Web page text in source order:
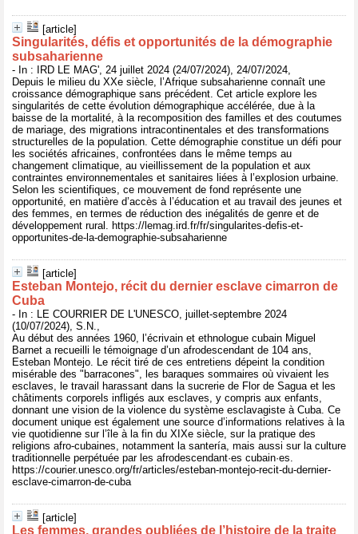
[article]
Singularités, défis et opportunités de la démographie
subsaharienne
- In : IRD LE MAG', 24 juillet 2024 (24/07/2024), 24/07/2024,
Depuis le milieu du XXe siècle, l’Afrique subsaharienne connaît une
croissance démographique sans précédent. Cet article explore les
singularités de cette évolution démographique accélérée, due à la
baisse de la mortalité, à la recomposition des familles et des coutumes
de mariage, des migrations intracontinentales et des transformations
structurelles de la population. Cette démographie constitue un défi pour
les sociétés africaines, confrontées dans le même temps au
changement climatique, au vieillissement de la population et aux
contraintes environnementales et sanitaires liées à l’explosion urbaine.
Selon les scientifiques, ce mouvement de fond représente une
opportunité, en matière d’accès à l’éducation et au travail des jeunes et
des femmes, en termes de réduction des inégalités de genre et de
développement rural. https://lemag.ird.fr/fr/singularites-defis-et-
opportunites-de-la-demographie-subsaharienne
[article]
Esteban Montejo, récit du dernier esclave cimarron de
Cuba
- In : LE COURRIER DE L'UNESCO, juillet-septembre 2024
(10/07/2024), S.N.,
Au début des années 1960, l’écrivain et ethnologue cubain Miguel
Barnet a recueilli le témoignage d’un afrodescendant de 104 ans,
Esteban Montejo. Le récit tiré de ces entretiens dépeint la condition
misérable des "barracones", les baraques sommaires où vivaient les
esclaves, le travail harassant dans la sucrerie de Flor de Sagua et les
châtiments corporels infligés aux esclaves, y compris aux enfants,
donnant une vision de la violence du système esclavagiste à Cuba. Ce
document unique est également une source d’informations relatives à la
vie quotidienne sur l’île à la fin du XIXe siècle, sur la pratique des
religions afro-cubaines, notamment la santería, mais aussi sur la culture
traditionnelle perpétuée par les afrodescendant·es cubain·es.
https://courier.unesco.org/fr/articles/esteban-montejo-recit-du-dernier-
esclave-cimarron-de-cuba
[article]
Les femmes, grandes oubliées de l’histoire de la traite